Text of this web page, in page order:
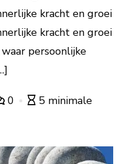
kracht en groei
kracht en groei
persoonlijke
0
5 minimale